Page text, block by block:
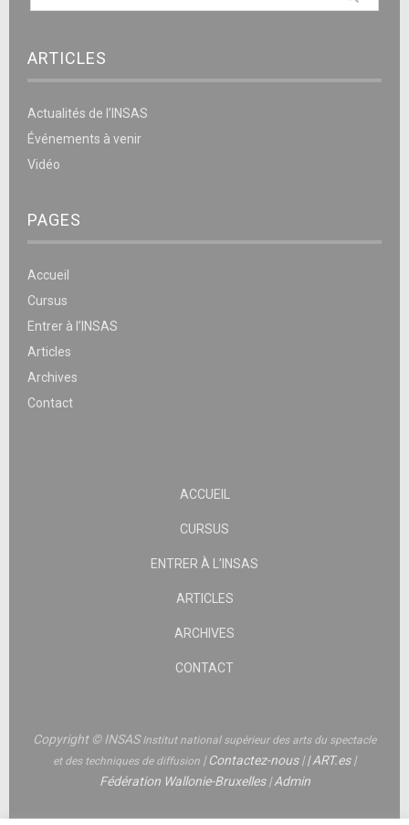
ARTICLES
Actualités de l’INSAS
Événements à venir
Vidéo
PAGES
Accueil
Cursus
Entrer à l’INSAS
Articles
Archives
Contact
ACCUEIL
CURSUS
ENTRER À L’INSAS
ARTICLES
ARCHIVES
CONTACT
Copyright © INSASInstitut national supérieur des arts du spectacle
et des techniques de diffusion |Contactez-nous||ART.es|
Fédération Wallonie-Bruxelles|Admin